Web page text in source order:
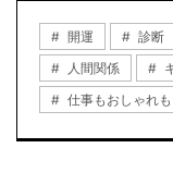
開運 診断
人間関係
仕事もおしゃれも